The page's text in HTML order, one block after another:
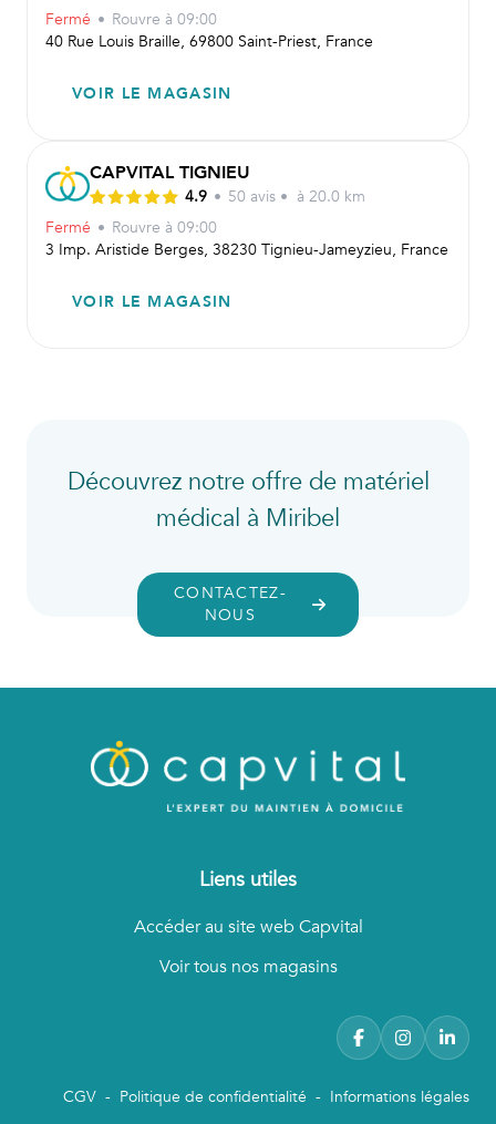
Fermé • Rouvre à 09:00
40 Rue Louis Braille, 69800 Saint-Priest, France
VOIR LE MAGASIN
CAPVITAL TIGNIEU
4.9 • 50 avis • à 20.0 km
Fermé • Rouvre à 09:00
3 Imp. Aristide Berges, 38230 Tignieu-Jameyzieu, France
VOIR LE MAGASIN
Découvrez notre offre de matériel
médical à Miribel
CONTACTEZ-
NOUS
Liens utiles
Accéder au site web Capvital
Voir tous nos magasins
CGV - Politique de confidentialité - Informations légales